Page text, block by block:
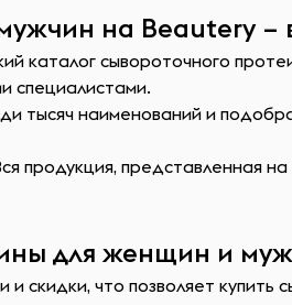
на Beautery –
сывороточного
специалистами.
тысяч наименований и
представленная
для женщин и
скидки, что позволяет